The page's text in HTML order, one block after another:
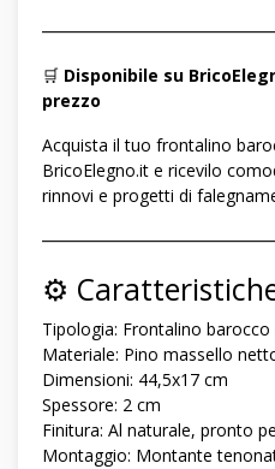
🛒 Disponibile su
prezzo
Acquista il tuo frontalino
BricoElegno.it e ricevilo
rinnovi e progetti di
⚙️
Tipologia: Frontalino
Materiale: Pino massello
Dimensioni: 44,5x17 cm
Spessore: 2 cm
Finitura: Al naturale, pronto
Montaggio: Montante